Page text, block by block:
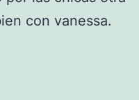
con vanessa.